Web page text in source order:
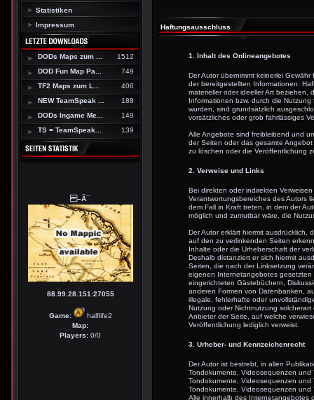
Statistiken
Impressum
DODs Maps zum ...
1512
DOD Fun Map Pa...
749
TF2 Maps zum L...
406
NEW TeamSpeak ...
188
DODs Ingame Me...
149
TS = TeamSpeak...
139
–Ã¯
88.99.28.151:27055
Game:
halflife2
Map:
Players: 0/0
Haftungsausschluss
1. Inhalt des Onlineangebotes
Der Autor übernimmt keinerlei
der bereitgestellten Informationen.
materieller oder ideeller Art
Informationen bzw. durch die
wurden, sind grundsätzlich
vorsätzliches oder grob fahrlässiges
Alle Angebote sind freibleibend und
der Seiten oder das gesamte
zu löschen oder die Veröffentlichung
2. Verweise und Links
Bei direkten oder indirekten
Verantwortungsbereiches des Autors
dem Fall in Kraft treten, in dem der
möglich und zumutbar wäre, die
Der Autor erklärt hiermit ausdrücklich,
auf den zu verlinkenden Seiten
Inhalte oder die Urheberschaft der
Deshalb distanziert er sich hiermit
Seiten, die nach der Linksetzung
eigenen Internetangebotes gesetzten
eingerichteten Gästebüchern,
anderen Formen von Datenbanken,
illegale, fehlerhafte oder
Nutzung oder Nichtnutzung
Anbieter der Seite, auf welche
Veröffentlichung lediglich verweist.
3. Urheber- und Kennzeichenrecht
Der Autor ist bestrebt, in allen
Tondokumente, Videosequenzen und
Tondokumente, Videosequenzen
Tondokumente, Videosequenzen und
Alle innerhalb des Internetangebotes